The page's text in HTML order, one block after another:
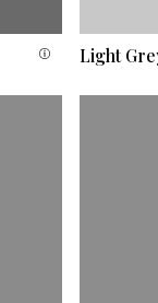
Light